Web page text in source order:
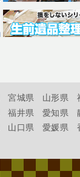
宮城県 山形県
福井県 愛知県
山口県 愛媛県